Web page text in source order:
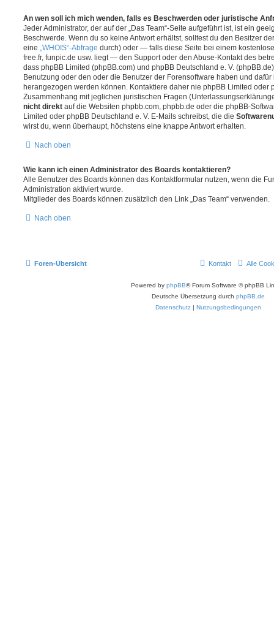
An wen soll ich mich wenden, falls es Beschwerden oder juristische
Jeder Administrator, der auf der „Das Team“-Seite aufgeführt ist, ist ein
Beschwerde. Wenn du so keine Antwort erhältst, solltest du den Besitzer
eine „WHOIS“-Abfrage durch) oder — falls diese Seite bei einem
free.fr, funpic.de usw. liegt — den Support oder den Abuse-Kontakt des
dass phpBB Limited (phpBB.com) und phpBB Deutschland e. V.
Benutzung oder den oder die Benutzer der Forensoftware haben und
herangezogen werden können. Kontaktiere daher nie phpBB Limited oder
Zusammenhang mit jeglichen juristischen Fragen
nicht direkt auf die Websiten phpbb.com, phpbb.de oder die phpBB-
Limited oder phpBB Deutschland e. V. E-Mails schreibst, die die
wirst du, wenn überhaupt, höchstens eine knappe Antwort erhalten.
Nach oben
Wie kann ich einen Administrator des Boards kontaktieren?
Alle Benutzer des Boards können das Kontaktformular nutzen, wenn die
Administration aktiviert wurde.
Mitglieder des Boards können zusätzlich den Link „Das Team“ verwenden.
Nach oben
Foren-Übersicht Alle
Kontakt
Powered by phpBB® Forum Software © phpBB
Deutsche Übersetzung durch phpBB.de
Datenschutz | Nutzungsbedingungen